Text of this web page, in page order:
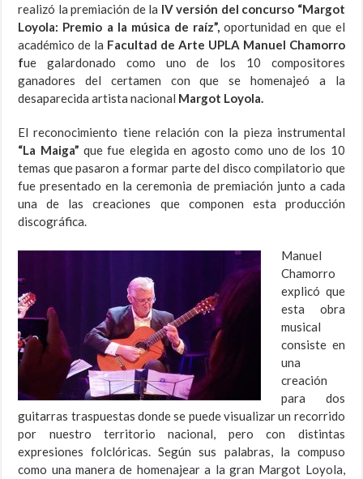
realizó la premiación de la IV versión del concurso “Margot
Loyola: Premio a la música de raíz”, oportunidad en que el
académico de la Facultad de Arte UPLA Manuel Chamorro
fue galardonado como uno de los 10 compositores
ganadores del certamen con que se homenajeó a la
desaparecida artista nacional Margot Loyola.
El reconocimiento tiene relación con la pieza instrumental
“La Maiga” que fue elegida en agosto como uno de los 10
temas que pasaron a formar parte del disco compilatorio que
fue presentado en la ceremonia de premiación junto a cada
una de las creaciones que componen esta producción
discográfica.
Manuel
Chamorro
explicó que
esta obra
musical
consiste en
una
creación
para dos
guitarras traspuestas donde se puede visualizar un recorrido
por nuestro territorio nacional, pero con distintas
expresiones folclóricas. Según sus palabras, la compuso
como una manera de homenajear a la gran Margot Loyola,